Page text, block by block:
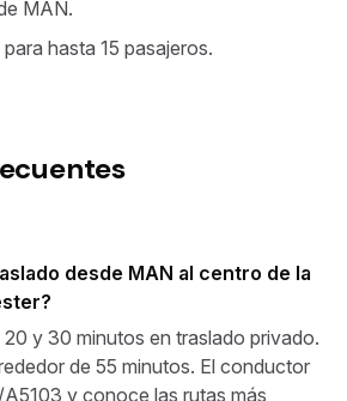
MAN.
para hasta 15 pasajeros.
desde MAN al centro de la
y 30 minutos en traslado privado.
de 55 minutos. El conductor
y conoce las rutas más